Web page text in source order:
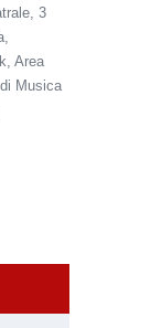
3
Area
Musica